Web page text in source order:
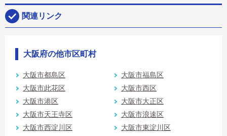
関連リンク
大阪府の他市区町村
大阪市都島区
大阪市福島区
大阪市此花区
大阪市西区
大阪市港区
大阪市大正区
大阪市天王寺区
大阪市浪速区
大阪市西淀川区
大阪市東淀川区